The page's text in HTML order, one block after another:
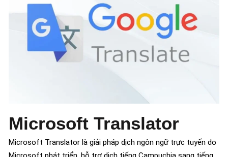
Microsoft Translator
Microsoft Translator là giải pháp dịch ngôn ngữ trực tuyến do